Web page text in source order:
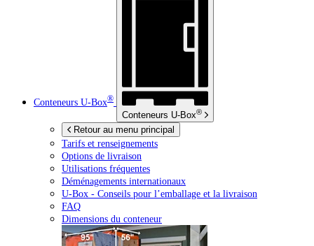
Conteneurs U-Box®
Conteneurs U-Box®
Retour au menu principal
Tarifs et renseignements
Options de livraison
Utilisations fréquentes
Déménagements internationaux
U-Box - Conseils pour l’emballage et la livraison
FAQ
Dimensions du conteneur